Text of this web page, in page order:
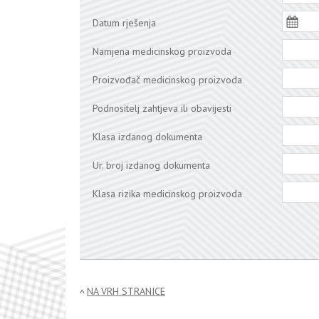
Datum rješenja
Namjena medicinskog proizvoda
Proizvođač medicinskog proizvoda
Podnositelj zahtjeva ili obavijesti
Klasa izdanog dokumenta
Ur. broj izdanog dokumenta
Klasa rizika medicinskog proizvoda
NA VRH STRANICE